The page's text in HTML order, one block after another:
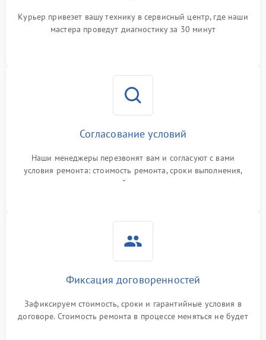
Курьер привезет вашу технику в сервисный центр, где наши
мастера проведут диагностику за 30 минут
Согласование условий
Наши менеджеры перезвонят вам и согласуют с вами
условия ремонта: стоимость ремонта, сроки выполнения,
гарантийные условия
Фиксация договоренностей
Зафиксируем стоимость, сроки и гарантийные условия в
договоре. Стоимость ремонта в процессе меняться не будет